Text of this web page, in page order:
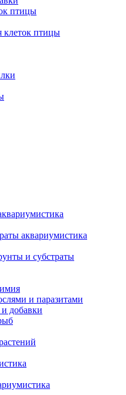
птицы
клеток птицы
аквариумистика
и субстраты
и паразитами
добавки